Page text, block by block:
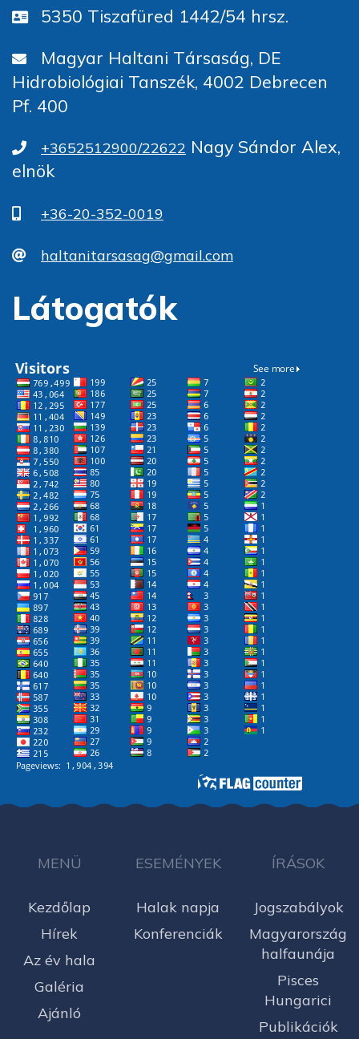
5350 Tiszafüred 1442/54 hrsz.
Magyar Haltani Társaság, DE
Hidrobiológiai Tanszék, 4002 Debrecen
Pf. 400
+3652512900/22622 Nagy Sándor Alex,
elnök
+36-20-352-0019
haltanitarsasag@gmail.com
Látogatók
MENÜ
Kezdőlap
Hírek
Az év hala
Galéria
Ajánló
ESEMÉNYEK
Halak napja
Konferenciák
ÍRÁSOK
Jogszabályok
Magyarország
halfaunája
Pisces
Hungarici
Publikációk